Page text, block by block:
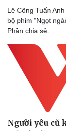
Văn hóa
Văn học
Âm nhạc
Di sản
Lê Công Tuấn
bộ phim "Ngọt
Phần chia sẻ.
Người yêu cũ